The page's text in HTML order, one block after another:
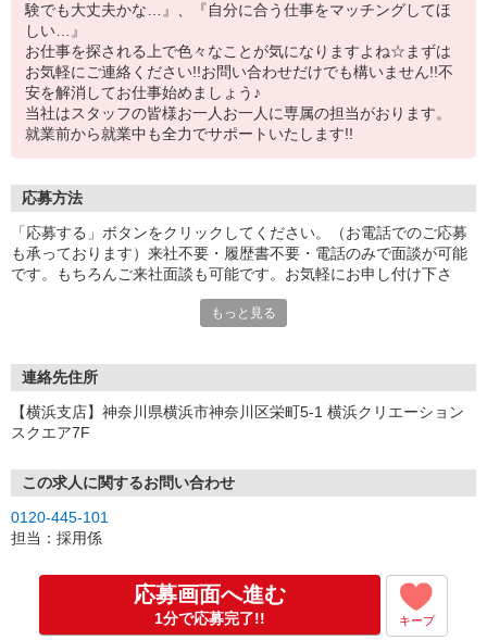
験でも大丈夫かな…』、『自分に合う仕事をマッチングしてほ
しい…』
お仕事を探される上で色々なことが気になりますよね☆まずは
お気軽にご連絡ください!!お問い合わせだけでも構いません!!不
安を解消してお仕事始めましょう♪
当社はスタッフの皆様お一人お一人に専属の担当がおります。
就業前から就業中も全力でサポートいたします!!
応募方法
「応募する」ボタンをクリックしてください。（お電話でのご応募
も承っております）来社不要・履歴書不要・電話のみで面談が可能
です。もちろんご来社面談も可能です。お気軽にお申し付け下さ
もっと見る
連絡先住所
【横浜支店】神奈川県横浜市神奈川区栄町5-1 横浜クリエーション
スクエア7F
この求人に関するお問い合わせ
0120-445-101
担当：採用係
応募画面へ進む
1分で応募完了!! キープ